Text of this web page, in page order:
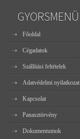
GYORSMENÜ
Főoldal
Cégadatok
Szállítási feltételek
Adatvédelmi nyilatkozat
Kapcsolat
Panasztörvény
Dokumentumok